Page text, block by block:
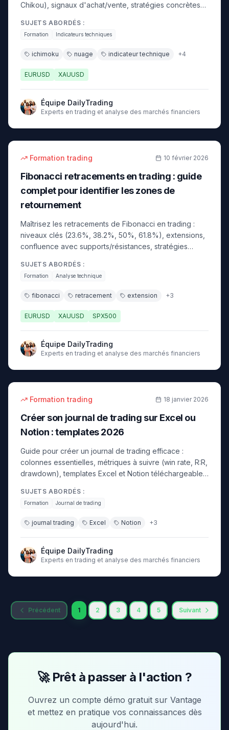
Chikou), signaux d'achat/vente, stratégies concrètes
SUJETS ABORDÉS :
Formation Indicateurs techniques
ichimoku nuage indicateur technique +4
EURUSD XAUUSD
Équipe DailyTrading
Experts en trading et analyse des marchés financiers
15min
Formation trading 10 février 2026
Fibonacci retracements en trading : guide
complet pour identifier les zones de
retournement
Maîtrisez les retracements de Fibonacci en trading :
niveaux clés (23.6%, 38.2%, 50%, 61.8%), extensions,
confluence avec supports/résistances, stratégies
SUJETS ABORDÉS :
Formation Analyse technique
fibonacci retracement extension +3
EURUSD XAUUSD SPX500
Équipe DailyTrading
Experts en trading et analyse des marchés financiers
14min
Formation trading 18 janvier 2026
Créer son journal de trading sur Excel ou
Notion : templates 2026
Guide pour créer un journal de trading efficace :
colonnes essentielles, métriques à suivre (win rate, R:R,
drawdown), templates Excel et Notion téléchargeables,
SUJETS ABORDÉS :
Formation Journal de trading
journal trading Excel Notion +3
Équipe DailyTrading
Experts en trading et analyse des marchés financiers
Précédent 1 2 3 4 5 Suivant
🚀 Prêt à passer à l'action ?
Ouvrez un compte démo gratuit sur Vantage
et mettez en pratique vos connaissances dès
aujourd'hui.